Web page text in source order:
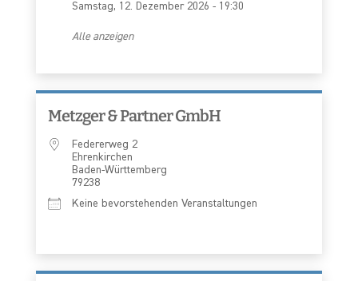
Samstag, 12. Dezember 2026 - 19:30
Alle anzeigen
Metzger & Partner GmbH
Federerweg 2
Ehrenkirchen
Baden-Württemberg
79238
Keine bevorstehenden Veranstaltungen